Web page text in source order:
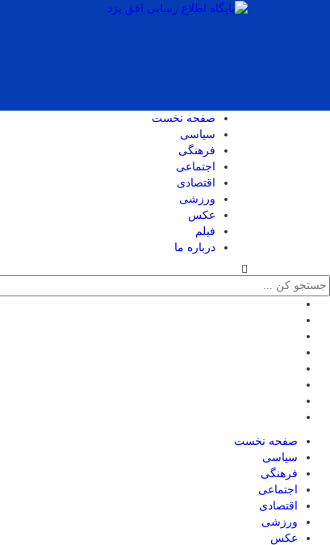
صفحه نخست
سیاسی
فرهنگی
اجتماعی
اقتصادی
ورزشی
عکس
فیلم
درباره ما
صفحه نخست
سیاسی
فرهنگی
اجتماعی
اقتصادی
ورزشی
عکس